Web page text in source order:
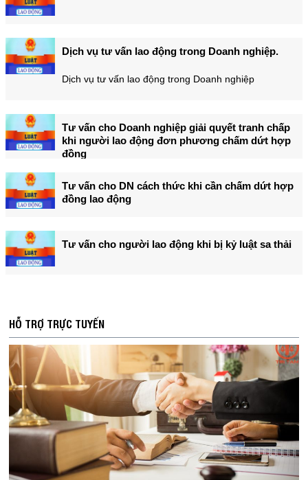
Dịch vụ tư vấn lao động trong Doanh nghiệp.
Dịch vụ tư vấn lao động trong Doanh nghiệp
Tư vấn cho Doanh nghiệp giải quyết tranh chấp
khi người lao động đơn phương chấm dứt hợp
đồng
Tư vấn cho DN cách thức khi cần chấm dứt hợp
đồng lao động
Tư vấn cho người lao động khi bị kỷ luật sa thải
HỖ TRỢ TRỰC TUYẾN